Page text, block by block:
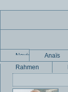
Navigation
überspringen
Anaïs
Rahmen